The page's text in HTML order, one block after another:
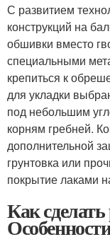
С развитием
конструкций на
обшивки вместо
специальными
крепиться к
для укладки
под небольшим
корням гребней.
дополнительной
грунтовка или
покрытие лаками
Как